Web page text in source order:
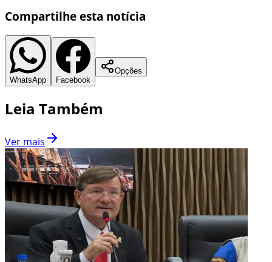
Compartilhe esta notícia
WhatsApp Facebook
Opções
Leia Também
Ver mais